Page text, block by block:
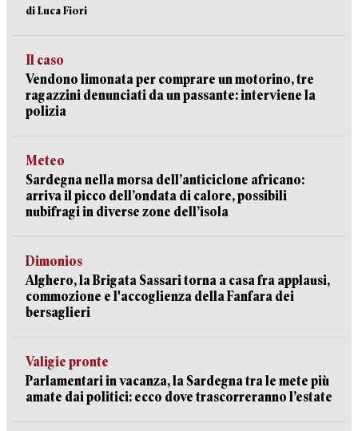
di Luca Fiori
Il caso
Vendono limonata per comprare un motorino, tre
ragazzini denunciati da un passante: interviene la
polizia
Meteo
Sardegna nella morsa dell’anticiclone africano:
arriva il picco dell’ondata di calore, possibili
nubifragi in diverse zone dell’isola
Dimonios
Alghero, la Brigata Sassari torna a casa fra applausi,
commozione e l'accoglienza della Fanfara dei
bersaglieri
Valigie pronte
Parlamentari in vacanza, la Sardegna tra le mete più
amate dai politici: ecco dove trascorreranno l’estate